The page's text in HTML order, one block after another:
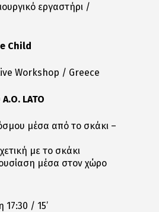
εργαστήρι /
Child
Workshop / Greece
LATO
μέσα από το σκάκι –
με το σκάκι
μέσα στον χώρο
17:30 / 15’